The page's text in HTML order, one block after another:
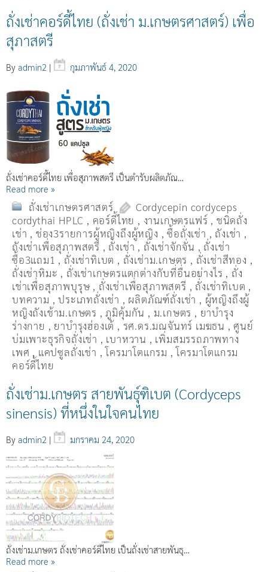
ถั่งเช่าคอร์ดี้ไทย (ถั่งเช่า ม.เกษตรศาสตร์) เพื่อ
สุภาสตรี
By admin2 | กุมภาพันธ์ 4, 2020
ถั่งเช่าคอร์ดี้ไทย เพื่อสุภาพสตรี เป็นตำรับผลิตภัณ…
Read more »
ถั่งเช่าเกษตรศาสตร์
Cordycepin cordyceps
cordythai HPLC , คอร์ดี้ไทย , งานเกษตรแฟร์ , ชนิดถั่ง
เช่า , ช่อง3รายการผู้หญิงถึงผู้หญิง ,ซื้อถั่งเช่า , ถังเช่า ,
ถังเช่าเพื่อสุภาพสตรี , ถั่งเช่า , ถั่งเช่าจักจั่น , ถั่งเช่า
ซื้อ3แถม1 , ถั่งเช่าทิเบต , ถั่งเช่าม.เกษตร , ถั่งเช่าสีทอง ,
ถั่งเช่าหิมะ , ถั่งเช่าเกษตรแตกต่างกับที่อื่นอย่างไร , ถั่ง
เช่าเพื่อสุภาพบุรุษ , ถั่งเช่าเพื่อสุภาพสตรี , ถั่่งเช่าทิเบต ,
บทความ ,ประเภทถั่งเช่า , ผลิตภัณฑ์ถั่งเช่า , ผู้หญิงถึงผู้
หญิงถังเช้าม.เกษตร ,ภูมิคุ้มกัน , ม.เกษตร , ยาบำรุง
ร่างกาย , ยาบำรุงฮ่องเต้ , รศ.ดร.มณจันทร์ เมฆธน , ศูนย์
บ่มเพาะธุรกิจถั่งเช่า , เบาหวาน , เพิ่มสมรรถภาพทาง
เพศ , แคปซูลถั่งเช่า ,โครมาโตแกรม ,โครมาโตแกรม
คอร์ดี้ไทย
ถั่งเช่าม.เกษตร สายพันธุ์ฑิเบต (Cordyceps
sinensis) ที่หนึ่งในใจคนไทย
By admin2 | มกราคม 24, 2020
ถั่งเช่าม.เกษตร ถั่งเช่าคอร์ดี้ไทย เป็นถั่งเช่าสายพันธุ…
Read more »